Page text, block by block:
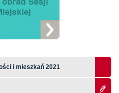
i mieszkań 2021